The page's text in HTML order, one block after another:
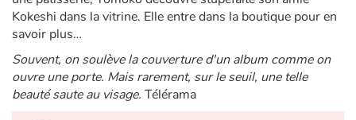
Learning
Arts, space, activities
Documentaries
Kokeshi dans la vitrine. Elle entre dans la boutique pour en
savoir plus…
Souvent, on soulève la couverture d'un album comme on
ouvre une porte. Mais rarement, sur le seuil, une telle
beauté saute au visage. Télérama